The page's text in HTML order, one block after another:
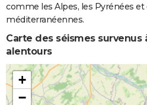
comme les Alpes, les Pyrénées
méditerranéennes.
Carte des séismes survenus
alentours
+
−